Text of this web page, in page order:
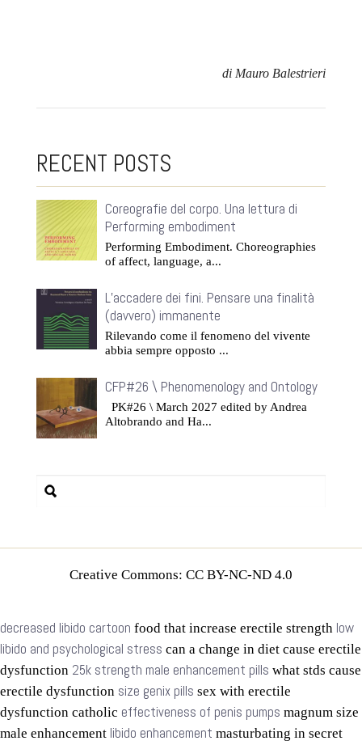
di Mauro Balestrieri
RECENT POSTS
Coreografie del corpo. Una lettura di
Performing embodiment
Performing Embodiment. Choreographies
of affect, language, a...
L’accadere dei fini. Pensare una finalità
(davvero) immanente
Rilevando come il fenomeno del vivente
abbia sempre opposto ...
CFP#26 \ Phenomenology and Ontology
PK#26 \ March 2027 edited by Andrea
Altobrando and Ha...
Creative Commons: CC BY-NC-ND 4.0
decreased libido cartoon food that increase erectile strength low
libido and psychological stress can a change in diet cause erectile
dysfunction 25k strength male enhancement pills what stds cause
erectile dysfunction size genix pills sex with erectile
dysfunction catholic effectiveness of penis pumps magnum size
male enhancement libido enhancement masturbating in secret